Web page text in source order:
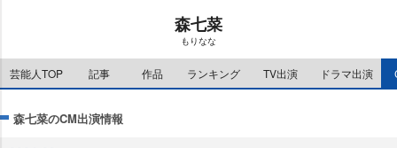
森七菜
もりなな
芸能人TOP 記事 作品 ランキング TV出演 ドラマ出演
森七菜のCM出演情報